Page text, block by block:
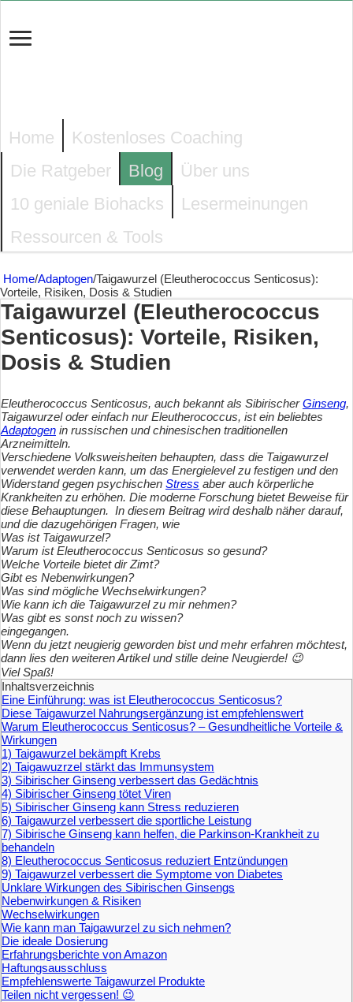
Home
Kostenloses Coaching
Die Ratgeber
Blog
Über uns
10 geniale Biohacks
Lesermeinungen
Ressourcen & Tools
Home/Adaptogen/Taigawurzel (Eleutherococcus Senticosus):
Vorteile, Risiken, Dosis & Studien
Taigawurzel (Eleutherococcus
Senticosus): Vorteile, Risiken,
Dosis & Studien
Eleutherococcus Senticosus, auch bekannt als SibirischerGinseng,
Taigawurzel oder einfach nur Eleutherococcus, ist ein beliebtes
Adaptogen in russischen und chinesischen traditionellen
Arzneimitteln.
Verschiedene Volksweisheiten behaupten, dass die Taigawurzel
verwendet werden kann, um das Energielevel zu festigen und den
Widerstand gegen psychischen Stress aber auch körperliche
Krankheiten zu erhöhen. Die moderne Forschung bietet Beweise für
diese Behauptungen. In diesem Beitrag wird deshalb näher darauf,
und die dazugehörigen Fragen, wie
Was ist Taigawurzel?
Warum ist Eleutherococcus Senticosus so gesund?
Welche Vorteile bietet dir Zimt?
Gibt es Nebenwirkungen?
Was sind mögliche Wechselwirkungen?
Wie kann ich die Taigawurzel zu mir nehmen?
Was gibt es sonst noch zu wissen?
eingegangen.
Wenn du jetzt neugierig geworden bist und mehr erfahren möchtest,
dann lies den weiteren Artikel und stille deine Neugierde! 😉
Viel Spaß!
Inhaltsverzeichnis
Eine Einführung: was ist Eleutherococcus Senticosus?
Diese Taigawurzel Nahrungsergänzung ist empfehlenswert
Warum Eleutherococcus Senticosus? – Gesundheitliche Vorteile &
Wirkungen
1) Taigawurzel bekämpft Krebs
2) Taigawuzrzel stärkt das Immunsystem
3) Sibirischer Ginseng verbessert das Gedächtnis
4) Sibirischer Ginseng tötet Viren
5) Sibirischer Ginseng kann Stress reduzieren
6) Taigawurzel verbessert die sportliche Leistung
7) Sibirische Ginseng kann helfen, die Parkinson-Krankheit zu
behandeln
8) Eleutherococcus Senticosus reduziert Entzündungen
9) Taigawurzel verbessert die Symptome von Diabetes
Unklare Wirkungen des Sibirischen Ginsengs
Nebenwirkungen & Risiken
Wechselwirkungen
Wie kann man Taigawurzel zu sich nehmen?
Die ideale Dosierung
Erfahrungsberichte von Amazon
Haftungsausschluss
Empfehlenswerte Taigawurzel Produkte
Teilen nicht vergessen! 😉